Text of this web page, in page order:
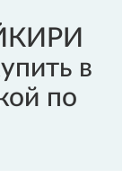
в
по